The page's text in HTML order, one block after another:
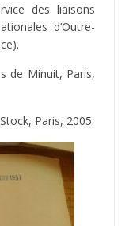
des liaisons
d’Outre-
de Minuit, Paris,
Paris, 2005.